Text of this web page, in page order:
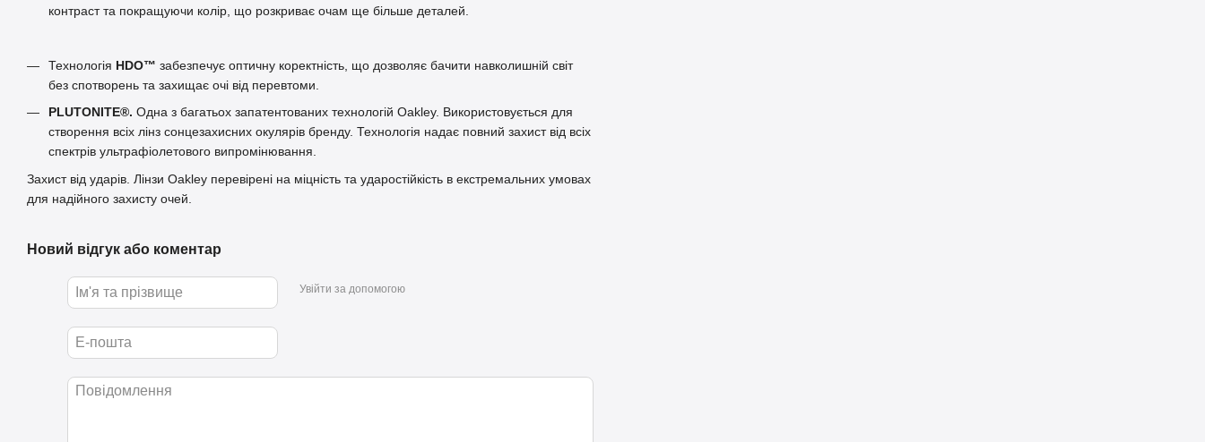
контраст та покращуючи колір, що розкриває очам ще більше деталей.
Технологія HDO™ забезпечує оптичну коректність, що дозволяє бачити навколишній світ
без спотворень та захищає очі від перевтоми.
PLUTONITE®. Одна з багатьох запатентованих технологій Oakley. Використовується для
створення всіх лінз сонцезахисних окулярів бренду. Технологія надає повний захист від всіх
спектрів ультрафіолетового випромінювання.
Захист від ударів. Лінзи Oakley перевірені на міцність та ударостійкість в екстремальних умовах
для надійного захисту очей.
Новий відгук або коментар
Увійти за допомогою